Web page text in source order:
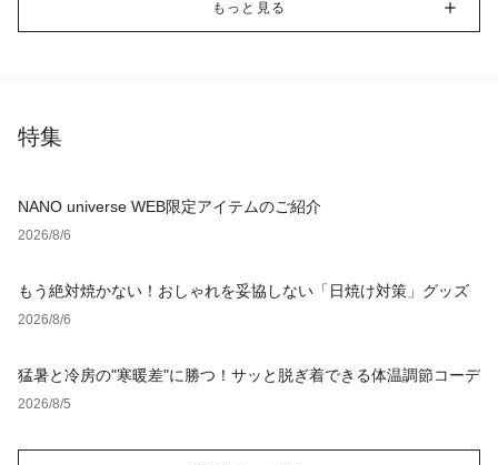
もっと見る
特集
NANO universe WEB限定アイテムのご紹介
2026/8/6
もう絶対焼かない！おしゃれを妥協しない「日焼け対策」グッズ
2026/8/6
猛暑と冷房の"寒暖差"に勝つ！サッと脱ぎ着できる体温調節コーデ
2026/8/5